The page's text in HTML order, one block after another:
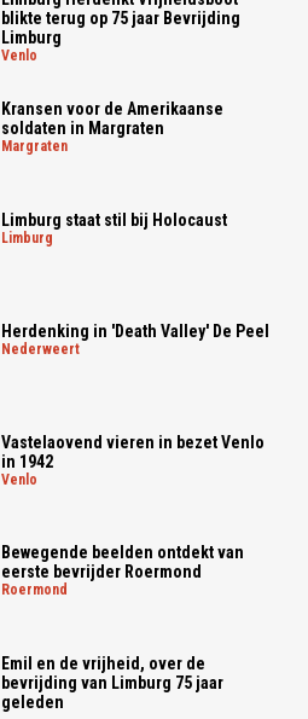
blikte terug op 75 jaar Bevrijding
Limburg
venlo
Kransen voor de Amerikaanse
soldaten in Margraten
margraten
Limburg staat stil bij Holocaust
limburg
Herdenking in 'Death Valley' De Peel
nederweert
Vastelaovend vieren in bezet Venlo
in 1942
venlo
Bewegende beelden ontdekt van
eerste bevrijder Roermond
roermond
Emil en de vrijheid, over de
bevrijding van Limburg 75 jaar
geleden